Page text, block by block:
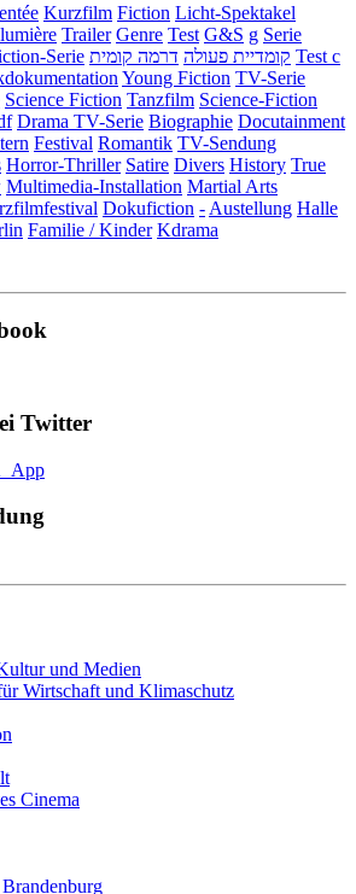
Kurzfilm Fiction Licht-Spektakel
Trailer Genre Test G&S g Serie
Serie קומדיית פעולה דרמה קומית
Test c
Young Fiction TV-Serie
Science Fiction Tanzfilm Science-Fiction
Drama TV-Serie Biographie Docutainment
Festival Romantik TV-Sendung
Horror-Thriller Satire Divers History True
Multimedia-Installation Martial Arts
Dokufiction - Austellung Halle
Familie / Kinder Kdrama
Twitter